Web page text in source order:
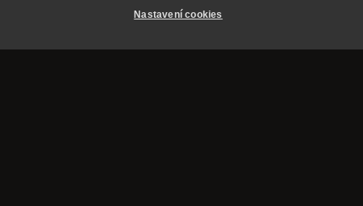
Nastavení cookies